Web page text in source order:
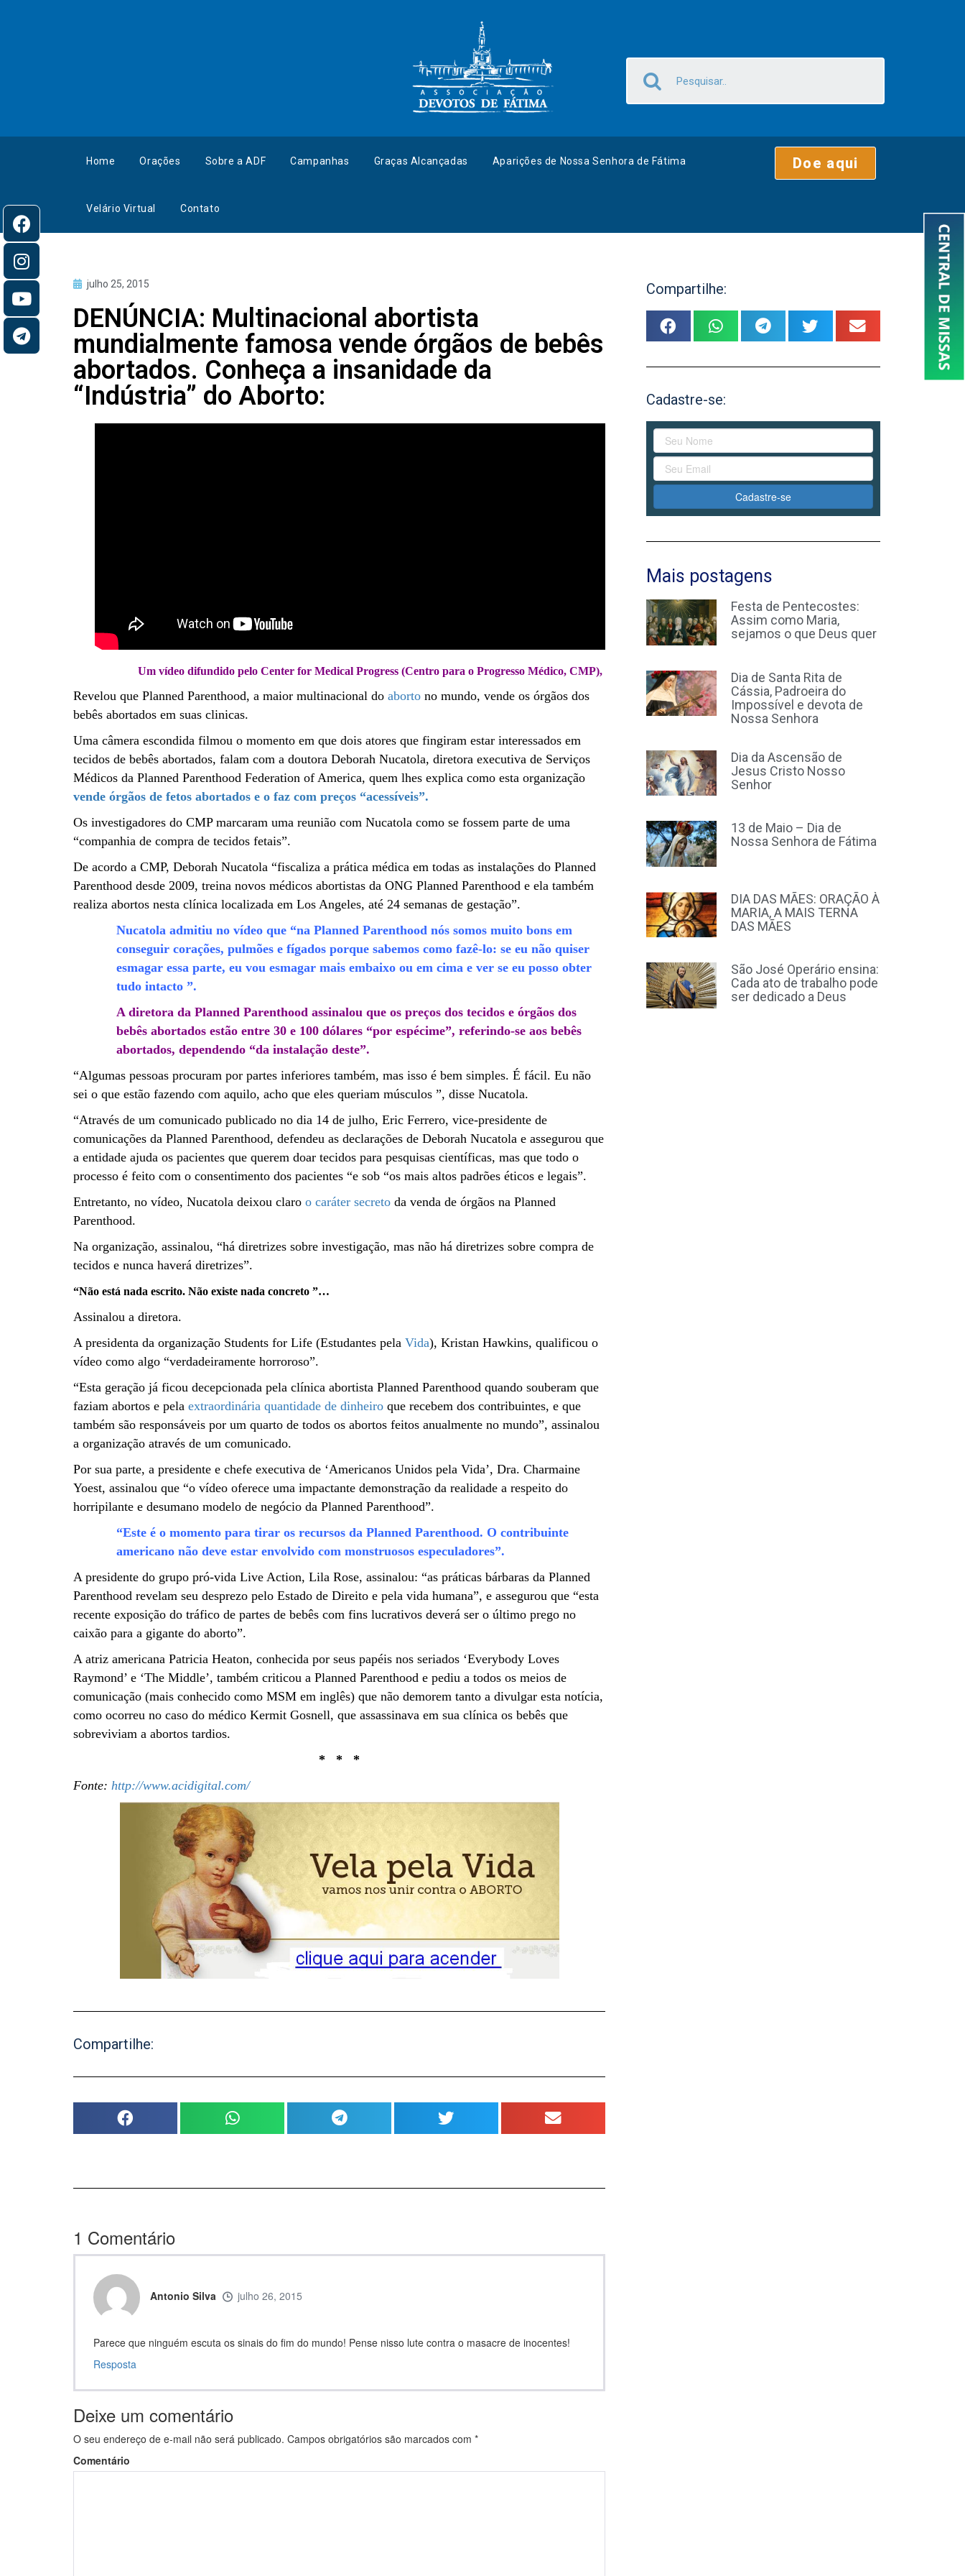
Home Orações Sobre a ADF Campanhas Graças Alcançadas Aparições de Nossa Senhora de Fátima
Velário Virtual Contato
Doe aqui
julho 25, 2015
DENÚNCIA: Multinacional abortista
mundialmente famosa vende órgãos de bebês
abortados. Conheça a insanidade da
“Indústria” do Aborto:
Um vídeo difundido pelo Center for Medical Progress (Centro para o Progresso Médico, CMP),
Revelou que Planned Parenthood, a maior multinacional do aborto no mundo, vende os órgãos dos
bebês abortados em suas clinicas.
Uma câmera escondida filmou o momento em que dois atores que fingiram estar interessados em
tecidos de bebês abortados, falam com a doutora Deborah Nucatola, diretora executiva de Serviços
Médicos da Planned Parenthood Federation of America, quem lhes explica como esta organização
vende órgãos de fetos abortados e o faz com preços “acessíveis”.
Os investigadores do CMP marcaram uma reunião com Nucatola como se fossem parte de uma
“companhia de compra de tecidos fetais”.
De acordo a CMP, Deborah Nucatola “fiscaliza a prática médica em todas as instalações do Planned
Parenthood desde 2009, treina novos médicos abortistas da ONG Planned Parenthood e ela também
realiza abortos nesta clínica localizada em Los Angeles, até 24 semanas de gestação”.
Nucatola admitiu no vídeo que “na Planned Parenthood nós somos muito bons em
conseguir corações, pulmões e fígados porque sabemos como fazê-lo: se eu não quiser
esmagar essa parte, eu vou esmagar mais embaixo ou em cima e ver se eu posso obter
tudo intacto ”.
A diretora da Planned Parenthood assinalou que os preços dos tecidos e órgãos dos
bebês abortados estão entre 30 e 100 dólares “por espécime”, referindo-se aos bebês
abortados, dependendo “da instalação deste”.
“Algumas pessoas procuram por partes inferiores também, mas isso é bem simples. É fácil. Eu não
sei o que estão fazendo com aquilo, acho que eles queriam músculos ”, disse Nucatola.
“Através de um comunicado publicado no dia 14 de julho, Eric Ferrero, vice-presidente de
comunicações da Planned Parenthood, defendeu as declarações de Deborah Nucatola e assegurou que
a entidade ajuda os pacientes que querem doar tecidos para pesquisas científicas, mas que todo o
processo é feito com o consentimento dos pacientes “e sob “os mais altos padrões éticos e legais”.
Entretanto, no vídeo, Nucatola deixou claro o caráter secreto da venda de órgãos na Planned
Parenthood.
Na organização, assinalou, “há diretrizes sobre investigação, mas não há diretrizes sobre compra de
tecidos e nunca haverá diretrizes”.
“Não está nada escrito. Não existe nada concreto ”…
Assinalou a diretora.
A presidenta da organização Students for Life (Estudantes pela Vida), Kristan Hawkins, qualificou o
vídeo como algo “verdadeiramente horroroso”.
“Esta geração já ficou decepcionada pela clínica abortista Planned Parenthood quando souberam que
faziam abortos e pela extraordinária quantidade de dinheiro que recebem dos contribuintes, e que
também são responsáveis por um quarto de todos os abortos feitos anualmente no mundo”, assinalou
a organização através de um comunicado.
Por sua parte, a presidente e chefe executiva de ‘Americanos Unidos pela Vida’, Dra. Charmaine
Yoest, assinalou que “o vídeo oferece uma impactante demonstração da realidade a respeito do
horripilante e desumano modelo de negócio da Planned Parenthood”.
“Este é o momento para tirar os recursos da Planned Parenthood. O contribuinte
americano não deve estar envolvido com monstruosos especuladores”.
A presidente do grupo pró-vida Live Action, Lila Rose, assinalou: “as práticas bárbaras da Planned
Parenthood revelam seu desprezo pelo Estado de Direito e pela vida humana”, e assegurou que “esta
recente exposição do tráfico de partes de bebês com fins lucrativos deverá ser o último prego no
caixão para a gigante do aborto”.
A atriz americana Patricia Heaton, conhecida por seus papéis nos seriados ‘Everybody Loves
Raymond’ e ‘The Middle’, também criticou a Planned Parenthood e pediu a todos os meios de
comunicação (mais conhecido como MSM em inglês) que não demorem tanto a divulgar esta notícia,
como ocorreu no caso do médico Kermit Gosnell, que assassinava em sua clínica os bebês que
sobreviviam a abortos tardios.
* * *
Fonte: http://www.acidigital.com/
Compartilhe:
1 Comentário
Antonio Silva julho 26, 2015
Parece que ninguém escuta os sinais do fim do mundo! Pense nisso lute contra o masacre de inocentes!
Resposta
Deixe um comentário
O seu endereço de e-mail não será publicado. Campos obrigatórios são marcados com *
Comentário
Compartilhe:
Cadastre-se:
Cadastre-se
Mais postagens
Festa de Pentecostes:
Assim como Maria,
sejamos o que Deus quer
Dia de Santa Rita de
Cássia, Padroeira do
Impossível e devota de
Nossa Senhora
Dia da Ascensão de
Jesus Cristo Nosso
Senhor
13 de Maio – Dia de
Nossa Senhora de Fátima
DIA DAS MÃES: ORAÇÃO À
MARIA, A MAIS TERNA
DAS MÃES
São José Operário ensina:
Cada ato de trabalho pode
ser dedicado a Deus